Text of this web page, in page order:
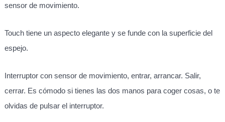
sensor de movimiento.
Touch tiene un aspecto elegante y se funde con la superficie del
espejo.
Interruptor con sensor de movimiento, entrar, arrancar. Salir,
cerrar. Es cómodo si tienes las dos manos para coger cosas, o te
olvidas de pulsar el interruptor.